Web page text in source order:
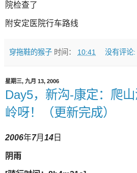
院检查了
附安定医院行车路线
穿拖鞋的猴子 时间： 10:41 没有评论:
星期三, 九月 13, 2006
Day5，新沟-康定：爬
岭呀！（更新完成）
2006年7月 14 日
阴雨